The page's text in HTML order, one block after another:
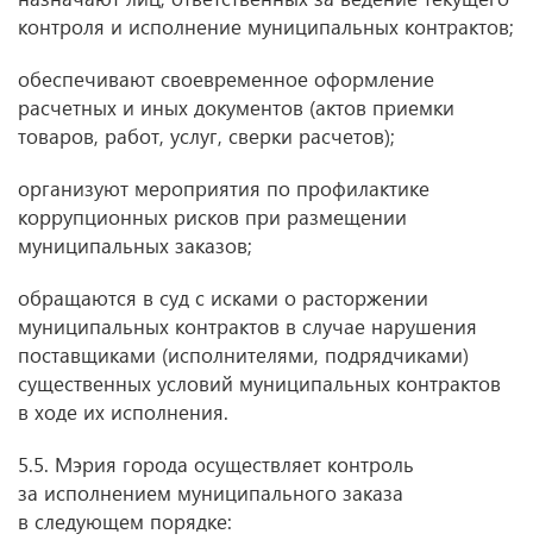
контроля и исполнение муниципальных контрактов;
обеспечивают своевременное оформление
расчетных и иных документов (актов приемки
товаров, работ, услуг, сверки расчетов);
организуют мероприятия по профилактике
коррупционных рисков при размещении
муниципальных заказов;
обращаются в суд с исками о расторжении
муниципальных контрактов в случае нарушения
поставщиками (исполнителями, подрядчиками)
существенных условий муниципальных контрактов
в ходе их исполнения.
5.5. Мэрия города осуществляет контроль
за исполнением муниципального заказа
в следующем порядке: